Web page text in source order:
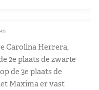
Carolina Herrera,
2e plaats de zwarte
de 3e plaats de
Maxima er vast